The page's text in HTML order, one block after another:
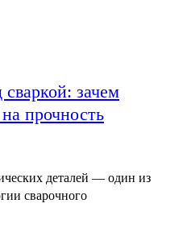
зачем
прочность
деталей — один из
сварочного